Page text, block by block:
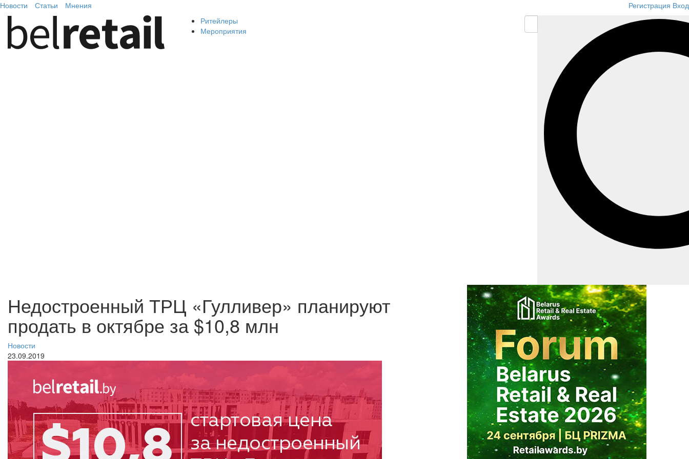
Новости Статьи Мнения Регистрация Вход
Ритейлеры
Мероприятия
Недостроенный ТРЦ «Гулливер» планируют
продать в октябре за $10,8 млн
Новости
23.09.2019